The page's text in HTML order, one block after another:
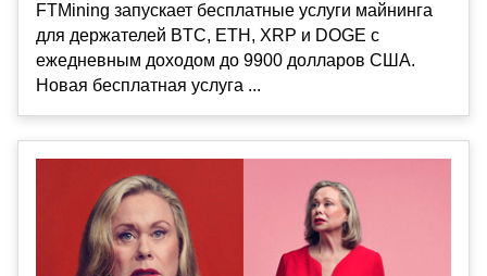
FTMining запускает бесплатные услуги майнинга
для держателей BTC, ETH, XRP и DOGE с
ежедневным доходом до 9900 долларов США.
Новая бесплатная услуга ...